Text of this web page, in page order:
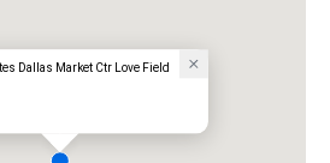
Dallas Market Ctr Love Field